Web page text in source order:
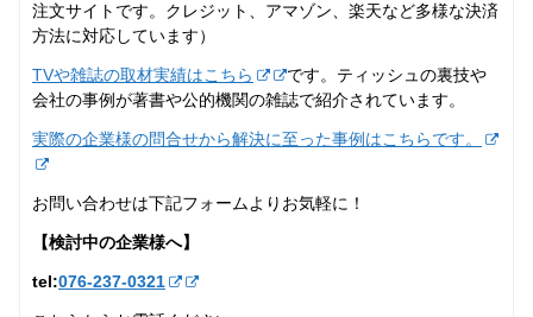
注文サイトです。クレジット、アマゾン、楽天など多様な決済
方法に対応しています）
TVや雑誌の取材実績はこちら
です。ティッシュの裏技や
会社の事例が著書や公的機関の雑誌で紹介されています。
実際の企業様の問合せから解決に至った事例はこちらです。
お問い合わせは下記フォームよりお気軽に！
【検討中の企業様へ】
tel:076-237‐0321